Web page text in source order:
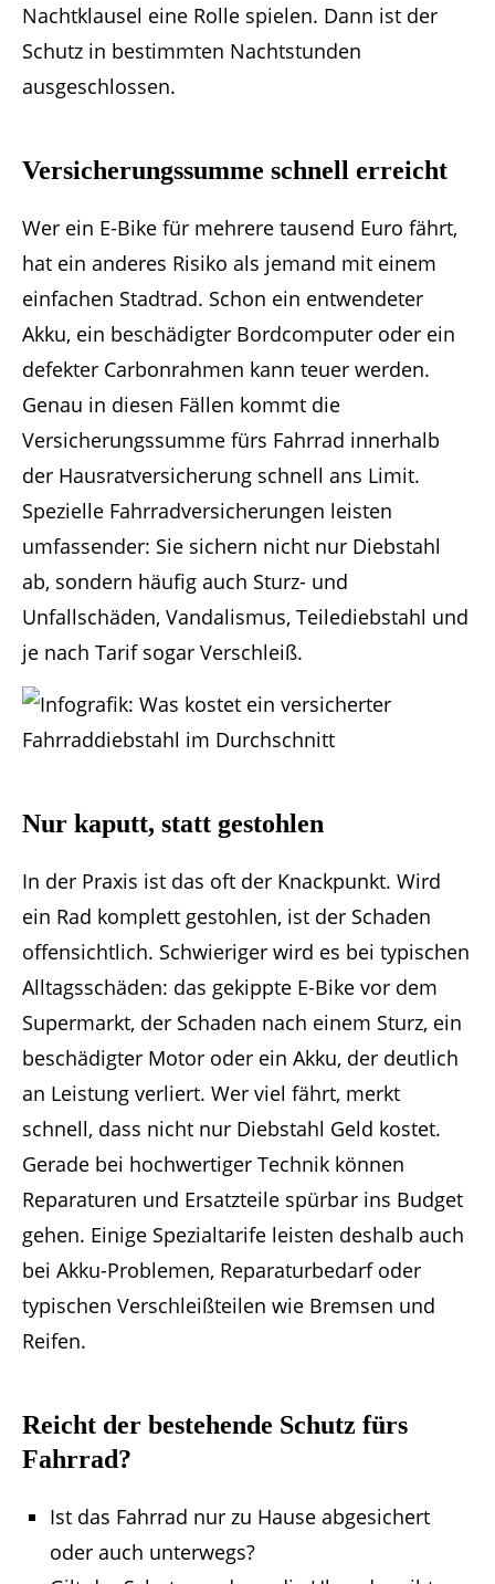
Nachtklausel eine Rolle spielen. Dann ist der
Schutz in bestimmten Nachtstunden
ausgeschlossen.
Versicherungssumme schnell erreicht
Wer ein E-Bike für mehrere tausend Euro fährt,
hat ein anderes Risiko als jemand mit einem
einfachen Stadtrad. Schon ein entwendeter
Akku, ein beschädigter Bordcomputer oder ein
defekter Carbonrahmen kann teuer werden.
Genau in diesen Fällen kommt die
Versicherungssumme fürs Fahrrad innerhalb
der Hausratversicherung schnell ans Limit.
Spezielle Fahrradversicherungen leisten
umfassender: Sie sichern nicht nur Diebstahl
ab, sondern häufig auch Sturz- und
Unfallschäden, Vandalismus, Teilediebstahl und
je nach Tarif sogar Verschleiß.
Nur kaputt, statt gestohlen
In der Praxis ist das oft der Knackpunkt. Wird
ein Rad komplett gestohlen, ist der Schaden
offensichtlich. Schwieriger wird es bei typischen
Alltagsschäden: das gekippte E-Bike vor dem
Supermarkt, der Schaden nach einem Sturz, ein
beschädigter Motor oder ein Akku, der deutlich
an Leistung verliert. Wer viel fährt, merkt
schnell, dass nicht nur Diebstahl Geld kostet.
Gerade bei hochwertiger Technik können
Reparaturen und Ersatzteile spürbar ins Budget
gehen. Einige Spezialtarife leisten deshalb auch
bei Akku-Problemen, Reparaturbedarf oder
typischen Verschleißteilen wie Bremsen und
Reifen.
Reicht der bestehende Schutz fürs
Fahrrad?
Ist das Fahrrad nur zu Hause abgesichert
oder auch unterwegs?